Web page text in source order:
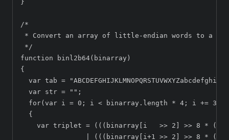
}
/*
* Convert an array of little-endian words to a
*/
function binl2b64(binarray)
{
var tab =
var str = "";
for(var i = 0; i < binarray.length * 4; i += 3)
{
var triplet = (((binarray[i   >> 2] >> 8 * ( i
| (((binarray[i+1 >> 2] >> 8 *